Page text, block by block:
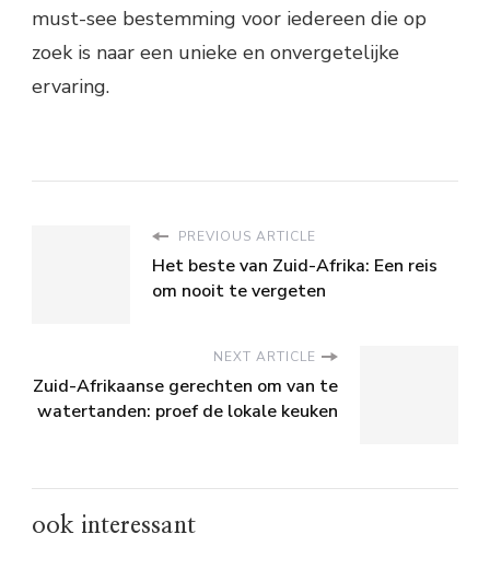
must-see bestemming voor iedereen die op
zoek is naar een unieke en onvergetelijke
ervaring.
PREVIOUS ARTICLE
Het beste van Zuid-Afrika: Een reis
om nooit te vergeten
NEXT ARTICLE
Zuid-Afrikaanse gerechten om van te
watertanden: proef de lokale keuken
ook interessant